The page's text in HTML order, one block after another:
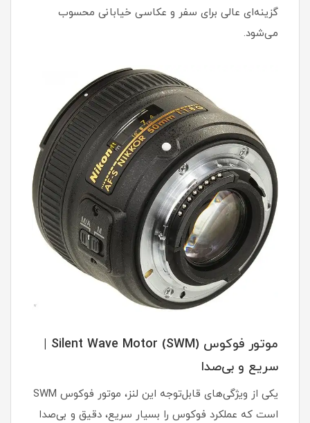
گزینه‌ای عالی برای سفر و عکاسی خیابانی محسوب
می‌شود.
موتور فوکوس Silent Wave Motor (SWM) |
سریع و بی‌صدا
یکی از ویژگی‌های قابل‌توجه این لنز، موتور فوکوس SWM
است که عملکرد فوکوس را بسیار سریع، دقیق و بی‌صدا